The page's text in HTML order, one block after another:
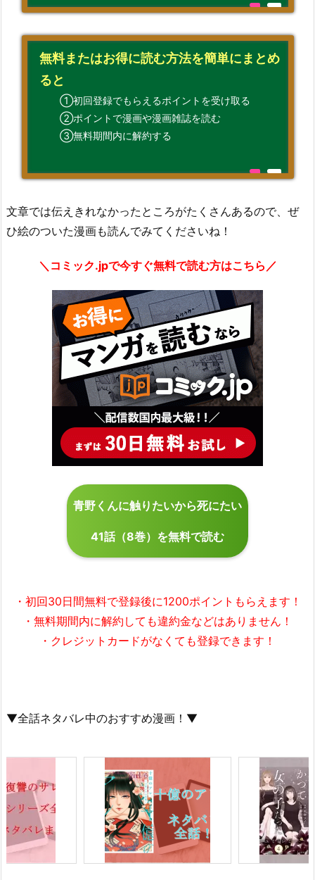
無料またはお得に読む方法を簡単にまとめ
ると
①初回登録でもらえるポイントを受け取る
②ポイントで漫画や漫画雑誌を読む
③無料期間内に解約する
文章では伝えきれなかったところがたくさんあるので、ぜ
ひ絵のついた漫画も読んでみてくださいね！
＼コミック.jpで今すぐ無料で読む方はこちら／
青野くんに触りたいから死にたい
41話（8巻）を無料で読む
・初回30日間無料で登録後に1200ポイント もらえます！
・無料期間内に解約しても違約金などはありません！
・クレジットカードがなくても登録できます！
▼全話ネタバレ中のおすすめ漫画！▼